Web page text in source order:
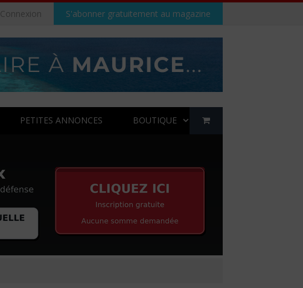
S'abonner gratuitement au magazine
Connexion
PETITES ANNONCES BOUTIQUE